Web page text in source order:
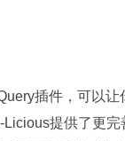
插件，可以让
提供了更